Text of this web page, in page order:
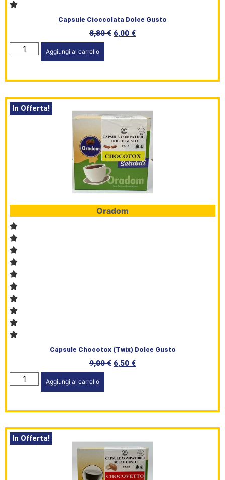
Capsule Cioccolata Dolce Gusto
8,80€ 6,00 €
Aggiungi al carrello
In Offerta!
Oradom
Capsule Chocotox (Twix) Dolce Gusto
9,00€ 6,50 €
Aggiungi al carrello
In Offerta!